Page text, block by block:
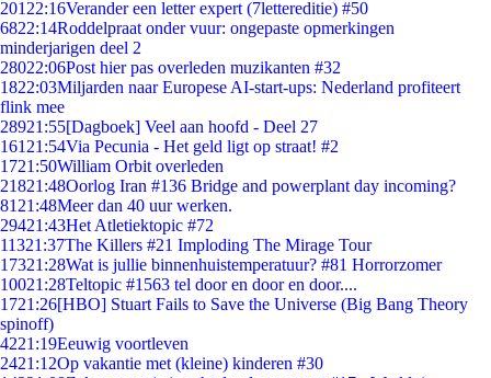
201 22:16Verander een letter expert (7lettereditie) #50
6822:14Roddelpraat onder vuur: ongepaste opmerkingen
minderjarigen deel 2
28022:06Post hier pas overleden muzikanten #32
1822:03Miljarden naar Europese AI-start-ups: Nederland profiteert
flink mee
28921:55[Dagboek] Veel aan hoofd - Deel 27
161 21:54Via Pecunia - Het geld ligt op straat! #2
1721:50William Orbit overleden
21821:48Oorlog Iran #136 Bridge and powerplant day incoming?
81 21:48Meer dan 40 uur werken.
29421:43Het Atletiektopic #72
11321:37The Killers #21 Imploding The Mirage Tour
17321:28Wat is jullie binnenhuistemperatuur? #81 Horrorzomer
10021:28Teltopic #1563 tel door en door en door....
1721:26[HBO] Stuart Fails to Save the Universe (Big Bang Theory
spinoff)
4221:19Eeuwig voortleven
2421:12Op vakantie met (kleine) kinderen #30